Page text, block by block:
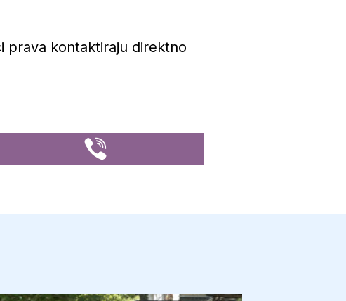
prava kontaktiraju direktno